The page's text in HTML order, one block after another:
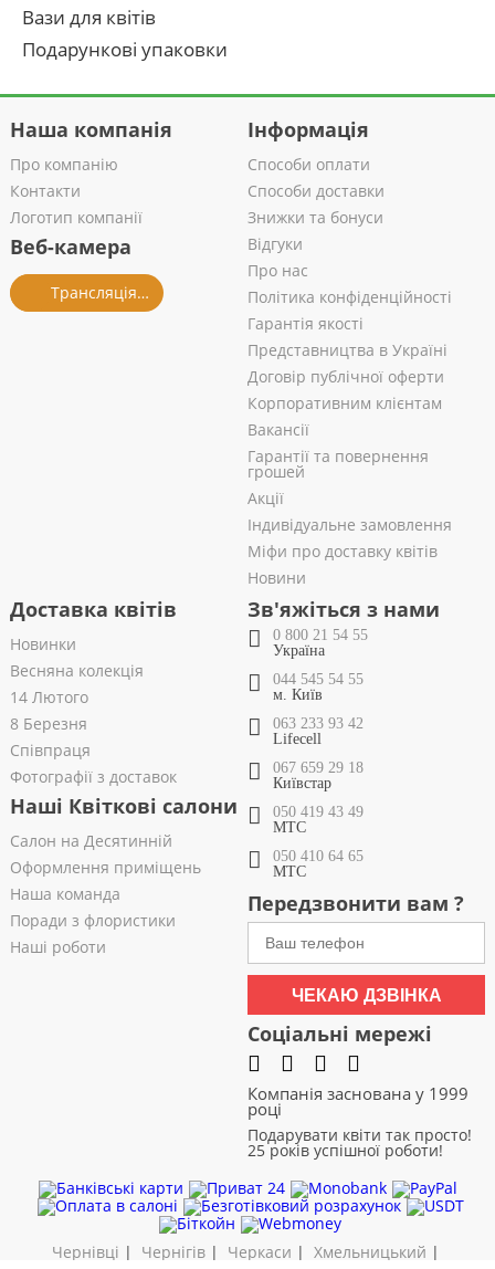
Вази для квітів
Подарункові упаковки
Наша компанія
Про компанію
Контакти
Логотип компанії
Веб-камера
Трансляція із салону
Інформація
Способи оплати
Способи доставки
Знижки та бонуси
Відгуки
Про нас
Політика конфіденційності
Гарантія якості
Представництва в Україні
Договір публічної оферти
Корпоративним клієнтам
Вакансії
Гарантії та повернення
грошей
Акції
Індивідуальне замовлення
Міфи про доставку квітів
Новини
Доставка квітів
Новинки
Весняна колекція
14 Лютого
8 Березня
Співпраця
Фотографії з доставок
Наші Квіткові салони
Салон на Десятинній
Оформлення приміщень
Наша команда
Поради з флористики
Наші роботи
Зв'яжіться з нами
0 800 21 54 55
Україна
044 545 54 55
м. Київ
063 233 93 42
Lifecell
067 659 29 18
Київстар
050 419 43 49
МТС
050 410 64 65
МТС
Передзвонити вам ?
ЧЕКАЮ ДЗВІНКА
Соціальні мережі
Компанія заснована у 1999
році
Подарувати квіти так просто!
25 років успішної роботи!
Чернівці | Чернігів| Черкаси | Хмельницький |